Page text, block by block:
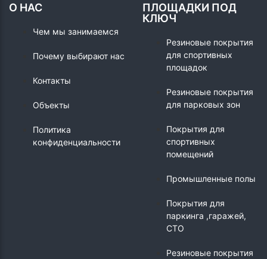
О НАС
Чем мы занимаемся
Почему выбирают нас
Контакты
Объекты
Политика
конфиденциальности
ПЛОЩАДКИ ПОД
КЛЮЧ
Резиновые покрытия
для спортивных
площадок
Резиновые покрытия
для парковых зон
Покрытия для
спортивных
помещений
Промышленные полы
Покрытия для
паркинга ,гаражей,
СТО
Резиновые покрытия